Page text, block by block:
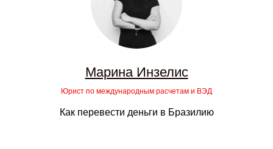
Марина Инзелис
Юрист по международным расчетам и ВЭД
Как перевести деньги в Бразилию